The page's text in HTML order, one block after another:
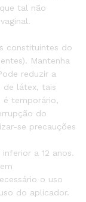
tal não
constituintes do
Mantenha
reduzir a
de látex, tais
é temporário,
do
se precauções
a 12 anos.
o uso
do aplicador.